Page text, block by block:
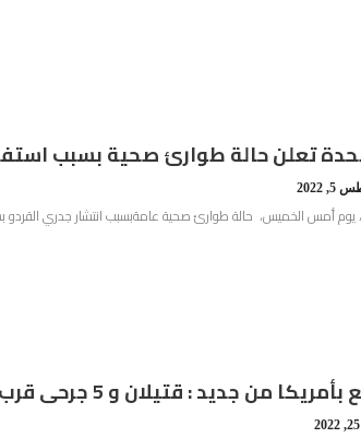
تعلن حالة طوارئ صحية بسبب
2022
يوم أمس الخميس، حالة طوارئ صحية عامةبسبب انتشار جدري القردو
من جديد : قتيلان و 5 جرحى قرب معرض للسيارات